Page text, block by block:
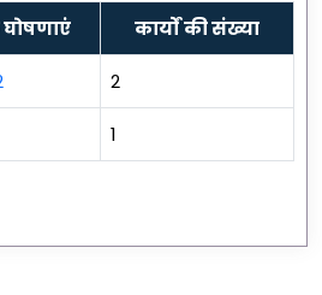
कार्यों की संख्या
2
1